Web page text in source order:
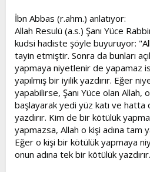
İbn Abbas (r.ahm.) anlatıyor:
Allah Resulü (a.s.) Şanı Yüce
kudsi hadiste şöyle buyuruyor:
tayin etmiştir. Sonra da bunları
yapmaya niyetlenir de yapamaz
yapılmış bir iyilik yazdırır. Eğer
yapabilirse, Şanı Yüce olan Allah,
başlayarak yedi yüz katı ve hatta
yazdırır. Kim de bir kötülük
yapmazsa, Allah o kişi adına tam
Eğer o kişi bir kötülük yapmaya
onun adına tek bir kötülük